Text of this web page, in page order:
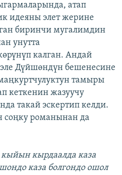
атап
идеяны элет жерине
биринчи мугалимдин
унутта
калган. Андай
Дүйшөндүн бешенесине
тамыры
кеткенин жазуучу
такай эскертип келди.
романынан да
кырдаалда каза
каза болгондо ошол